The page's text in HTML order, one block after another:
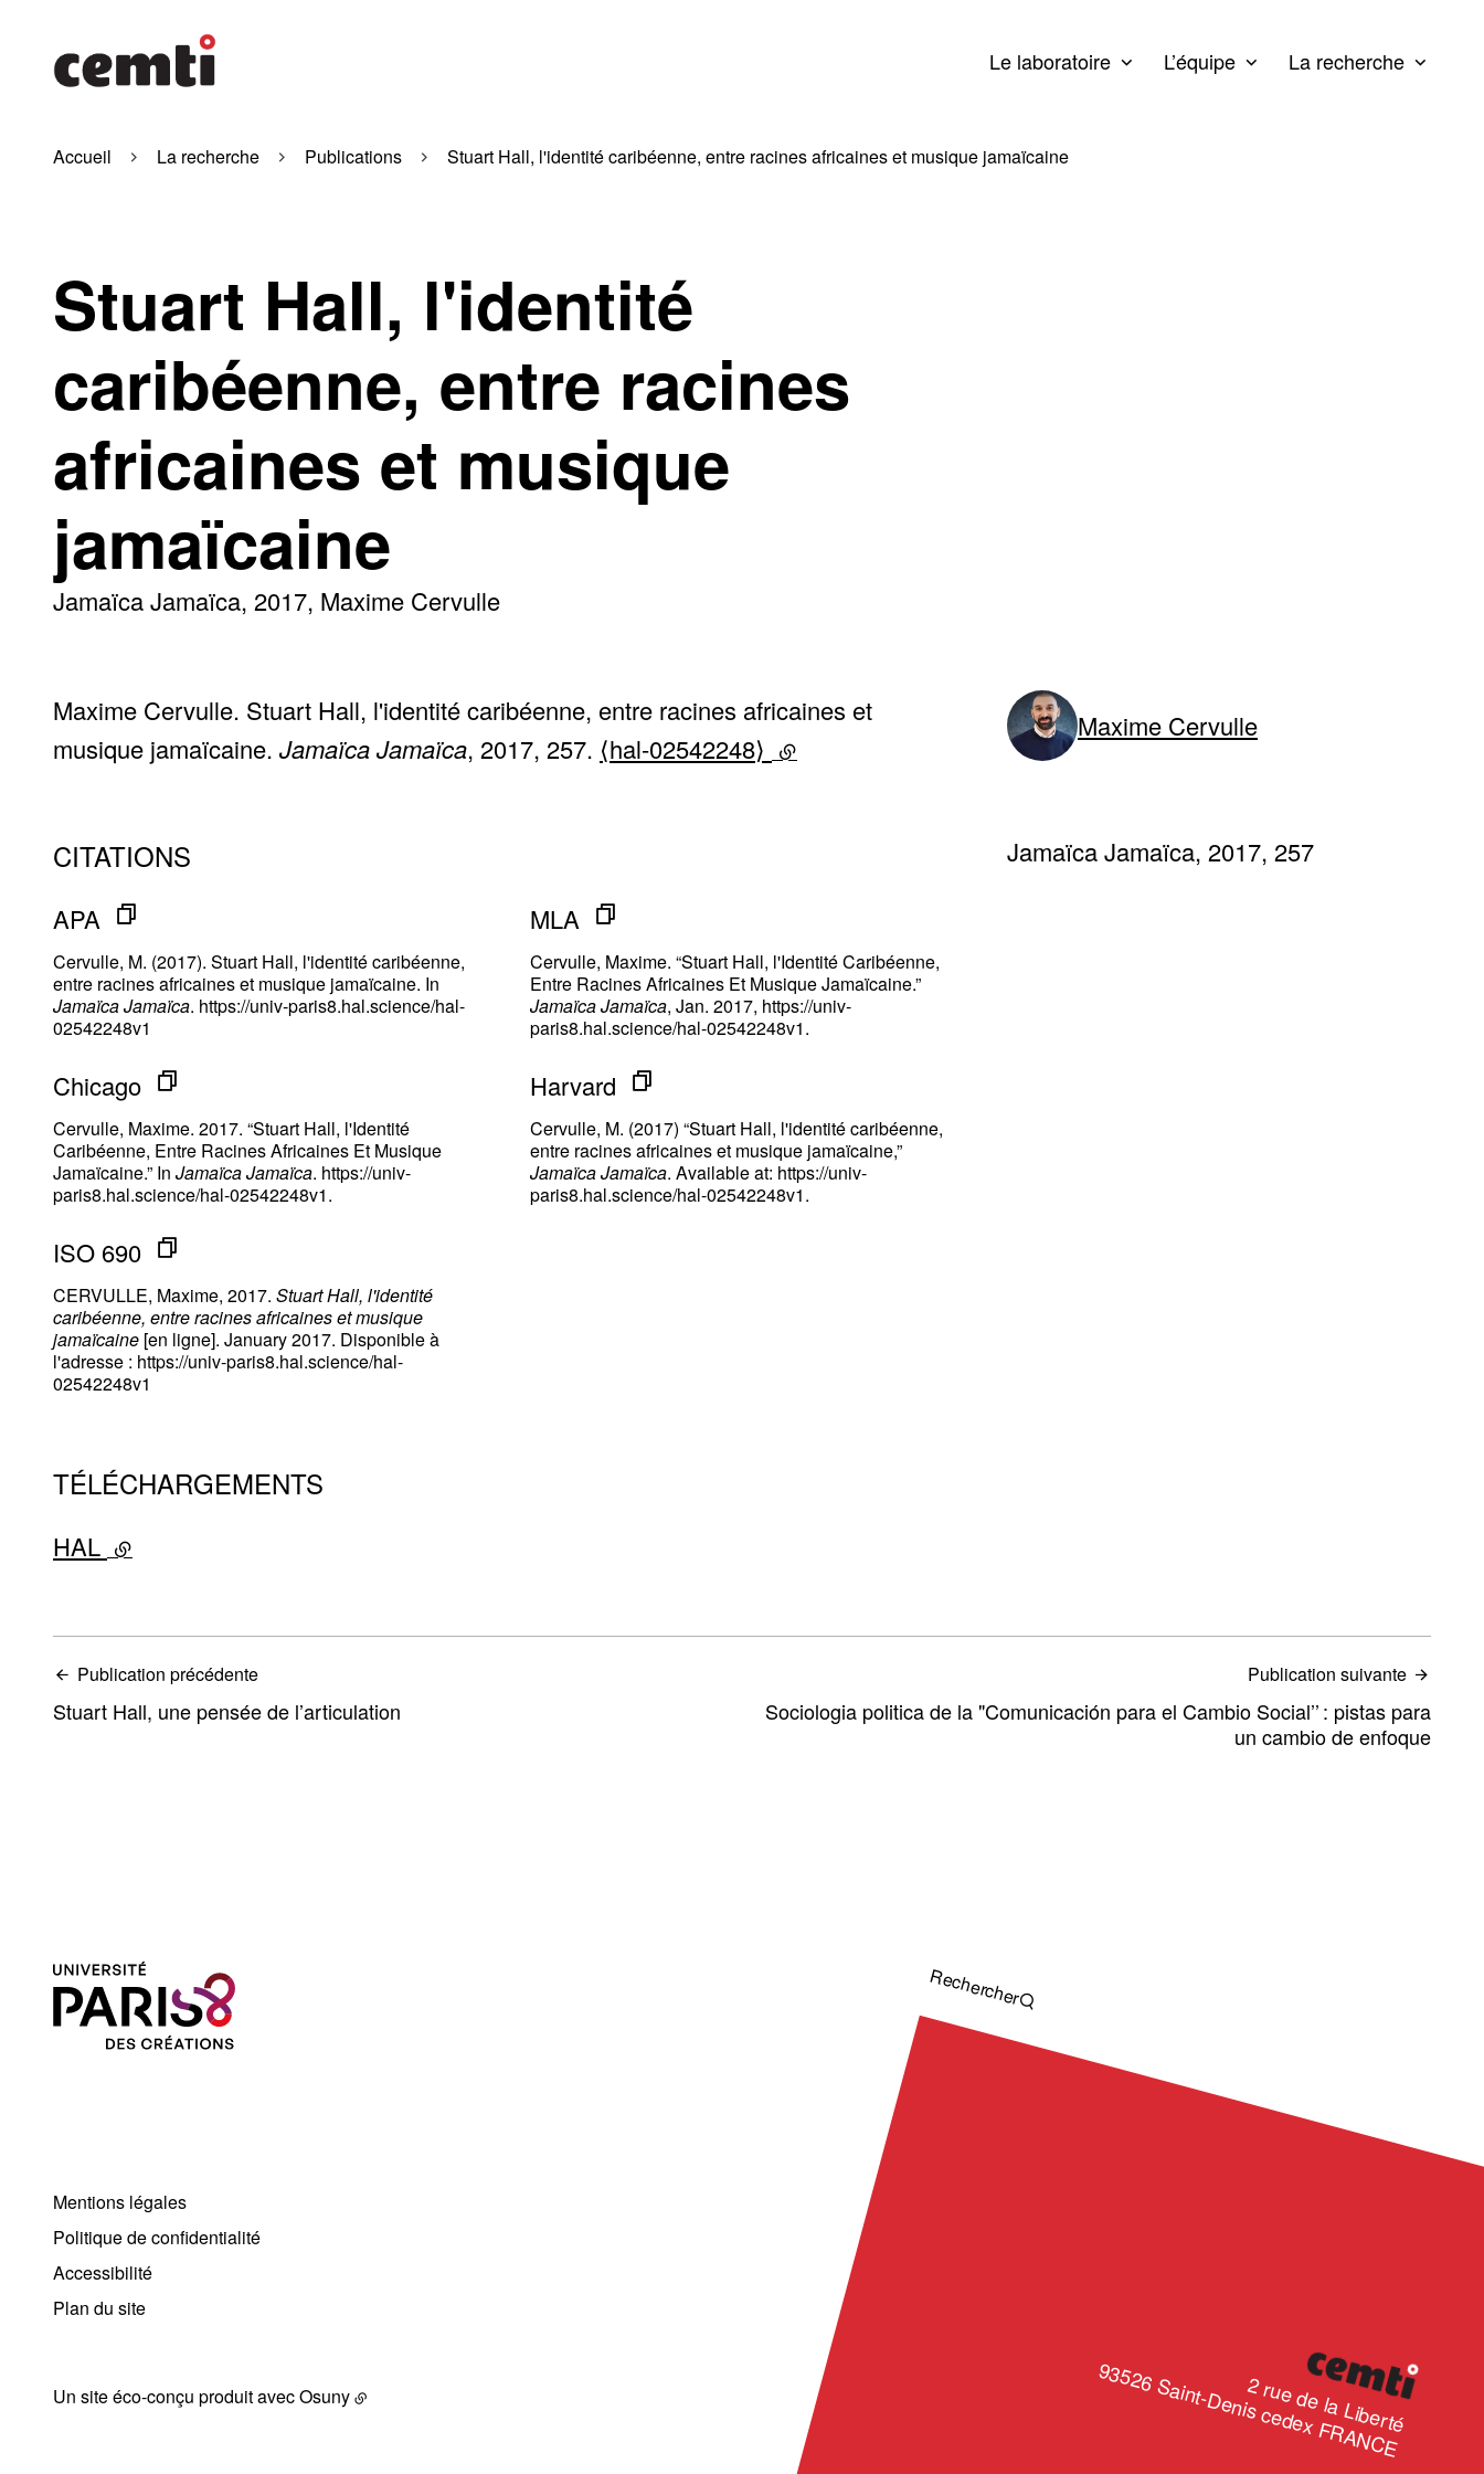
Le laboratoire L’équipe La recherche
Accueil La recherche Publications Stuart Hall, l'identité caribéenne, entre racines africaines et musique jamaïcaine
Stuart Hall, l'identité
caribéenne, entre racines
africaines et musique
jamaïcaine
Jamaïca Jamaïca 2017 Maxime Cervulle
Maxime Cervulle
Jamaïca Jamaïca, 2017, 257
Maxime Cervulle. Stuart Hall, l'identité caribéenne, entre racines africaines et
musique jamaïcaine. Jamaïca Jamaïca, 2017, 257. ⟨hal-02542248⟩ (lien externe)
CITATIONS
APA
Cervulle, M. (2017). Stuart Hall, l'identité caribéenne,
entre racines africaines et musique jamaïcaine. In
Jamaïca Jamaïca. https://univ-paris8.hal.science/hal-
02542248v1
MLA
Cervulle, Maxime. “Stuart Hall, l'Identité Caribéenne,
Entre Racines Africaines Et Musique Jamaïcaine.”
Jamaïca Jamaïca, Jan. 2017, https://univ-
paris8.hal.science/hal-02542248v1.
Chicago
Cervulle, Maxime. 2017. “Stuart Hall, l'Identité
Caribéenne, Entre Racines Africaines Et Musique
Jamaïcaine.” In Jamaïca Jamaïca. https://univ-
paris8.hal.science/hal-02542248v1.
Harvard
Cervulle, M. (2017) “Stuart Hall, l'identité caribéenne,
entre racines africaines et musique jamaïcaine,”
Jamaïca Jamaïca. Available at: https://univ-
paris8.hal.science/hal-02542248v1.
ISO 690
CERVULLE, Maxime, 2017. Stuart Hall, l'identité
caribéenne, entre racines africaines et musique
jamaïcaine [en ligne]. January 2017. Disponible à
l'adresse : https://univ-paris8.hal.science/hal-
02542248v1
TÉLÉCHARGEMENTS
HAL - lien externe
Publication précédente
Stuart Hall, une pensée de l’articulation
Publication suivante
Sociologia politica de la "Comunicación para el Cambio Social’’ : pistas para
un cambio de enfoque
CÉMTI
2 rue de la Liberté
93526Saint-Denis cedexFRANCE
Mentions légales
Politique de confidentialité
Accessibilité
Plan du site
Rechercher
Un site éco-conçu produit avecOsuny